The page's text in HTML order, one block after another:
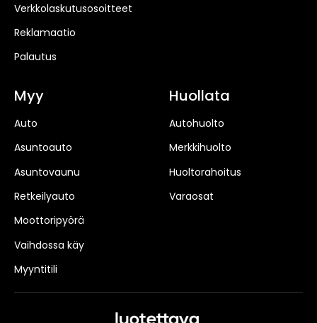
Verkkolaskutusosoitteet
Reklamaatio
Palautus
Myy
Auto
Asuntoauto
Asuntovaunu
Retkeilyauto
Moottoripyörä
Vaihdossa käy
Myyntitili
Huollata
Autohuolto
Merkkihuolto
Huoltorahoitus
Varaosat